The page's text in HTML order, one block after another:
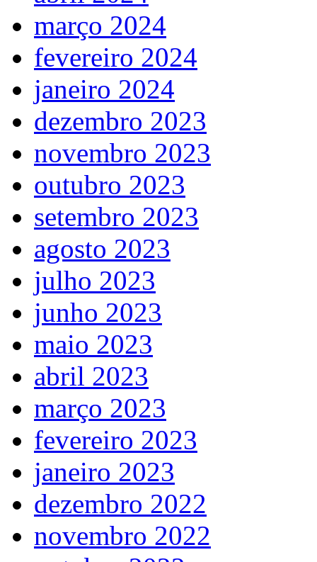
março 2024
fevereiro 2024
janeiro 2024
dezembro 2023
novembro 2023
outubro 2023
setembro 2023
agosto 2023
julho 2023
junho 2023
maio 2023
abril 2023
março 2023
fevereiro 2023
janeiro 2023
dezembro 2022
novembro 2022